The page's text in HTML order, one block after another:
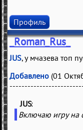
Профиль
_Roman_Rus_
JUS, у мчазева топ
Добавлено (01
(JUS
Включаю игру на